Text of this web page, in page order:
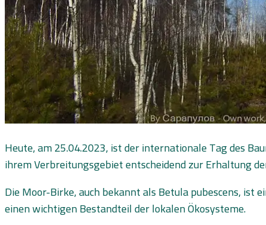
Heute, am 25.04.2023, ist der internationale Tag des
ihrem Verbreitungsgebiet entscheidend zur Erhaltung
Die Moor-Birke, auch bekannt als Betula pubescens, ist
einen wichtigen Bestandteil der lokalen Ökosysteme.